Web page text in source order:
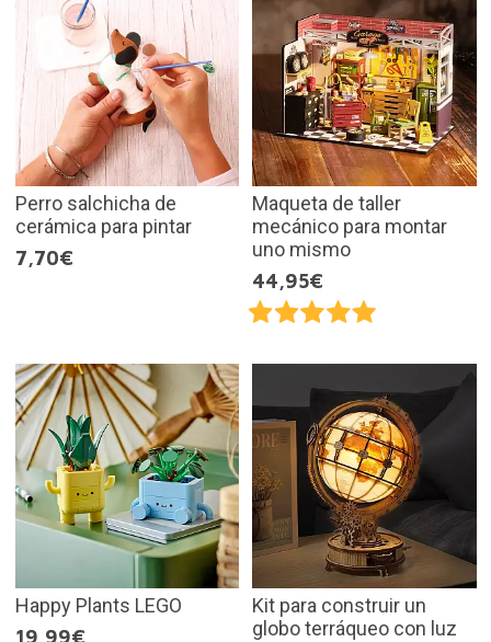
Perro salchicha de
cerámica para pintar
7,70€
Maqueta de taller
mecánico para montar
uno mismo
44,95€
Happy Plants LEGO
19,99€
Kit para construir un
globo terráqueo con luz